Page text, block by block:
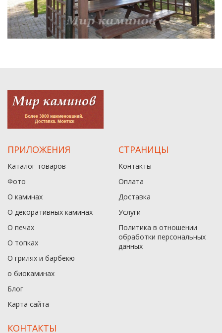
ПРИЛОЖЕНИЯ
Каталог товаров
Фото
О каминах
О декоративных каминах
О печах
О топках
О грилях и барбекю
о биокаминах
Блог
Карта сайта
СТРАНИЦЫ
Контакты
Оплата
Доставка
Услуги
Политика в отношении
обработки персональных
данныx
КОНТАКТЫ